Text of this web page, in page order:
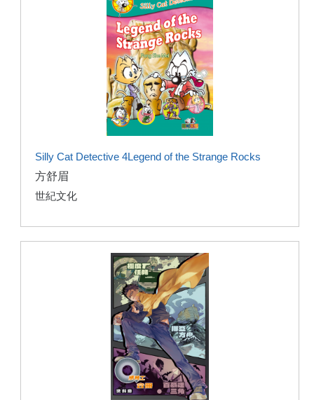
Silly Cat Detective 4Legend of the Strange Rocks
方舒眉
世紀文化